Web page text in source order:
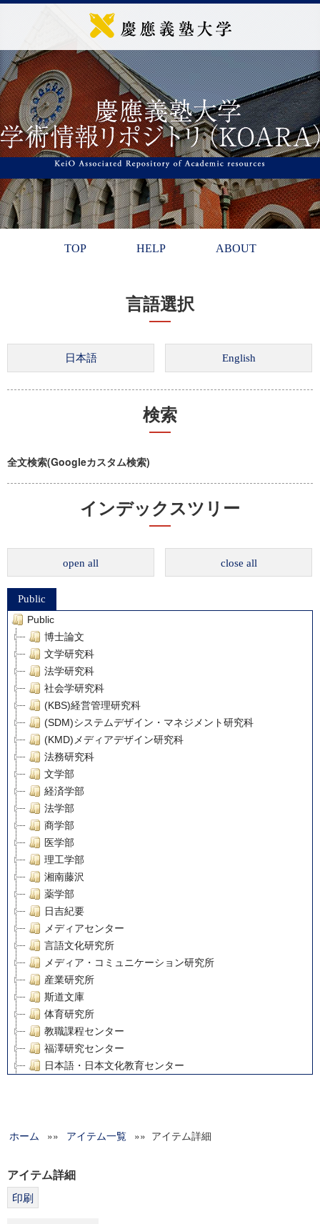
TOP HELP ABOUT
言語選択
検索
全文検索(Googleカスタム検索)
インデックスツリー
open all close all
Public
Public
博士論文
文学研究科
法学研究科
社会学研究科
(KBS)経営管理研究科
(SDM)システムデザイン・マネジメント研究科
(KMD)メディアデザイン研究科
法務研究科
文学部
経済学部
法学部
商学部
医学部
理工学部
湘南藤沢
薬学部
日吉紀要
メディアセンター
言語文化研究所
メディア・コミュニケーション研究所
産業研究所
斯道文庫
体育研究所
教職課程センター
福澤研究センター
日本語・日本文化教育センター
グローバルリサーチインスティテュート
科学研究費補助金研究成果報告書
ホーム »» アイテム一覧 »» アイテム詳細
アイテム詳細